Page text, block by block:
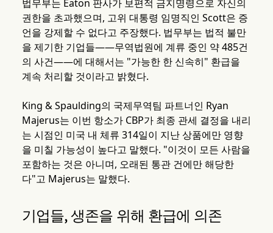
법무부는 Eaton 판사가 보편적 금지명령으로 자신의
권한을 초과했으며, 고위 대통령 임명직인 Scott은 증
언을 강제할 수 없다고 주장했다. 법무부는 법적 불만
을 제기한 기업들——무역법원에 계류 중인 약 485건
의 사건——에 대해서는 "가능한 한 신속히" 환급을
계속 처리할 것이라고 밝혔다.
King & Spaulding의 국제무역팀 파트너인 Ryan
Majerus는 이번 항소가 CBP가 최종 관세 결정을 내리
는 시점인 미국 내 체류 314일이 지난 상품에만 영향
을 미칠 가능성이 높다고 말했다. "이것이 모든 사람을
포함하는 것은 아니며, 오래된 통관 건에만 해당한
다"고 Majerus는 말했다.
기업들, 생존을 위해 환급에 의존